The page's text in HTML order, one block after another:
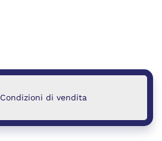
Condizioni di vendita